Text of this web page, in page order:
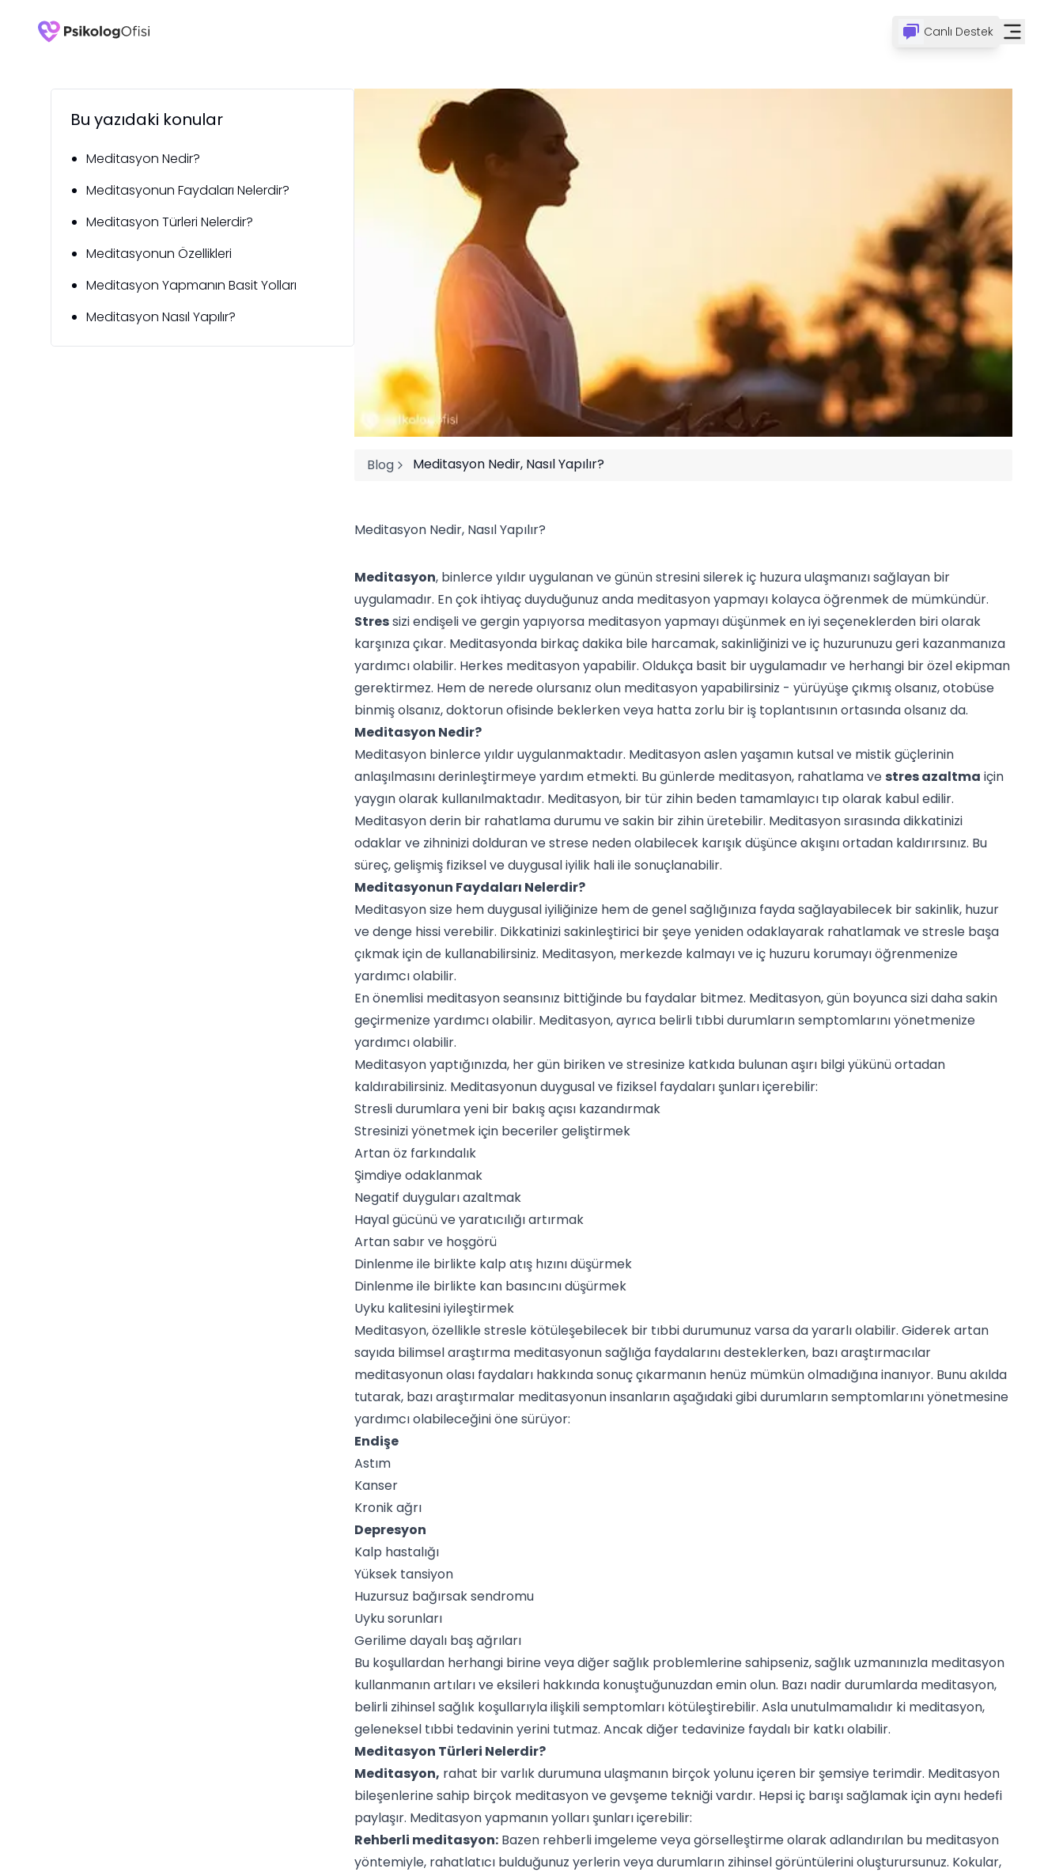
Canlı Destek
Bu yazıdaki konular
Meditasyon Nedir?
Meditasyonun Faydaları Nelerdir?
Meditasyon Türleri Nelerdir?
Meditasyonun Özellikleri
Meditasyon Yapmanın Basit Yolları
Meditasyon Nasıl Yapılır?
Blog Meditasyon Nedir, Nasıl Yapılır?
Meditasyon Nedir, Nasıl Yapılır?
Meditasyon, binlerce yıldır uygulanan ve günün stresini silerek iç huzura ulaşmanızı sağlayan bir
uygulamadır. En çok ihtiyaç duyduğunuz anda meditasyon yapmayı kolayca öğrenmek de mümkündür.
Stressizi endişeli ve gergin yapıyorsa meditasyon yapmayı düşünmek en iyi seçeneklerden biri olarak
karşınıza çıkar. Meditasyonda birkaç dakika bile harcamak, sakinliğinizi ve iç huzurunuzu geri kazanmanıza
yardımcı olabilir. Herkes meditasyon yapabilir. Oldukça basit bir uygulamadır ve herhangi bir özel ekipman
gerektirmez. Hem de nerede olursanız olun meditasyon yapabilirsiniz - yürüyüşe çıkmış olsanız, otobüse
binmiş olsanız, doktorun ofisinde beklerken veya hatta zorlu bir iş toplantısının ortasında olsanız da.
Meditasyon Nedir?
Meditasyon binlerce yıldır uygulanmaktadır. Meditasyon aslen yaşamın kutsal ve mistik güçlerinin
anlaşılmasını derinleştirmeye yardım etmekti. Bu günlerde meditasyon, rahatlama ve stres azaltma için
yaygın olarak kullanılmaktadır. Meditasyon, bir tür zihin beden tamamlayıcı tıp olarak kabul edilir.
Meditasyon derin bir rahatlama durumu ve sakin bir zihin üretebilir. Meditasyon sırasında dikkatinizi
odaklar ve zihninizi dolduran ve strese neden olabilecek karışık düşünce akışını ortadan kaldırırsınız. Bu
süreç, gelişmiş fiziksel ve duygusal iyilik hali ile sonuçlanabilir.
Meditasyonun Faydaları Nelerdir?
Meditasyon size hem duygusal iyiliğinize hem de genel sağlığınıza fayda sağlayabilecek bir sakinlik, huzur
ve denge hissi verebilir. Dikkatinizi sakinleştirici bir şeye yeniden odaklayarak rahatlamak ve stresle başa
çıkmak için de kullanabilirsiniz. Meditasyon, merkezde kalmayı ve iç huzuru korumayı öğrenmenize
yardımcı olabilir.
En önemlisi meditasyon seansınız bittiğinde bu faydalar bitmez. Meditasyon, gün boyunca sizi daha sakin
geçirmenize yardımcı olabilir. Meditasyon, ayrıca belirli tıbbi durumların semptomlarını yönetmenize
yardımcı olabilir.
Meditasyon yaptığınızda, her gün biriken ve stresinize katkıda bulunan aşırı bilgi yükünü ortadan
kaldırabilirsiniz. Meditasyonun duygusal ve fiziksel faydaları şunları içerebilir:
Stresli durumlara yeni bir bakış açısı kazandırmak
Stresinizi yönetmek için beceriler geliştirmek
Artan öz farkındalık
Şimdiye odaklanmak
Negatif duyguları azaltmak
Hayal gücünü ve yaratıcılığı artırmak
Artan sabır ve hoşgörü
Dinlenme ile birlikte kalp atış hızını düşürmek
Dinlenme ile birlikte kan basıncını düşürmek
Uyku kalitesini iyileştirmek
Meditasyon, özellikle stresle kötüleşebilecek bir tıbbi durumunuz varsa da yararlı olabilir. Giderek artan
sayıda bilimsel araştırma meditasyonun sağlığa faydalarını desteklerken, bazı araştırmacılar
meditasyonun olası faydaları hakkında sonuç çıkarmanın henüz mümkün olmadığına inanıyor. Bunu akılda
tutarak, bazı araştırmalar meditasyonun insanların aşağıdaki gibi durumların semptomlarını yönetmesine
yardımcı olabileceğini öne sürüyor:
Endişe
Astım
Kanser
Kronik ağrı
Depresyon
Kalp hastalığı
Yüksek tansiyon
Huzursuz bağırsak sendromu
Uyku sorunları
Gerilime dayalı baş ağrıları
Bu koşullardan herhangi birine veya diğer sağlık problemlerine sahipseniz, sağlık uzmanınızla meditasyon
kullanmanın artıları ve eksileri hakkında konuştuğunuzdan emin olun. Bazı nadir durumlarda meditasyon,
belirli zihinsel sağlık koşullarıyla ilişkili semptomları kötüleştirebilir. Asla unutulmamalıdır ki meditasyon,
geleneksel tıbbi tedavinin yerini tutmaz. Ancak diğer tedavinize faydalı bir katkı olabilir.
Meditasyon Türleri Nelerdir?
Meditasyon, rahat bir varlık durumuna ulaşmanın birçok yolunu içeren bir şemsiye terimdir. Meditasyon
bileşenlerine sahip birçok meditasyon ve gevşeme tekniği vardır. Hepsi iç barışı sağlamak için aynı hedefi
paylaşır. Meditasyon yapmanın yolları şunları içerebilir:
Rehberli meditasyon: Bazen rehberli imgeleme veya görselleştirme olarak adlandırılan bu meditasyon
yöntemiyle, rahatlatıcı bulduğunuz yerlerin veya durumların zihinsel görüntülerini oluşturursunuz. Kokular,